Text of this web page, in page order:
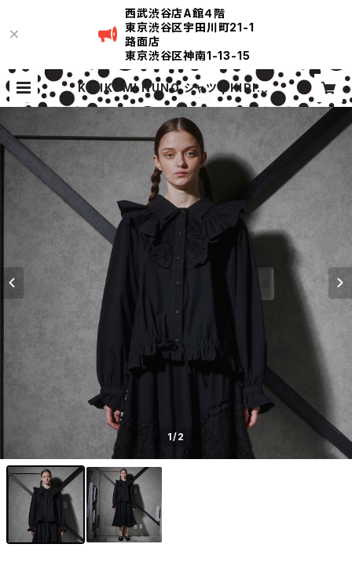
西武渋谷店A館４階
東京渋谷区宇田川町21-1
路面店
東京渋谷区神南1-13-15
KIRIKOMI NUNO シャツ | KIRIKO
MI
1/2